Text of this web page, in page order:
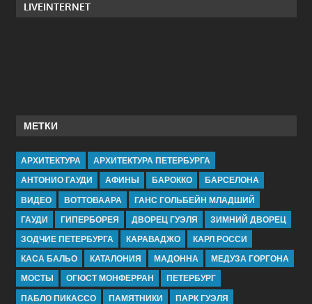
LIVEINTERNET
МЕТКИ
АРХИТЕКТУРА
АРХИТЕКТУРА ПЕТЕРБУРГА
АНТОНИО ГАУДИ
АФИНЫ БАРОККО
БАРСЕЛОНА
ВИДЕО
ВОТТОВААРА
ГАНС ГОЛЬБЕЙН МЛАДШИЙ
ГАУДИ
ГИПЕРБОРЕЯ ДВОРЕЦ ГУЭЛЯ
ЗИМНИЙ ДВОРЕЦ
ЗОДЧИЕ ПЕТЕРБУРГА
КАРАВАДЖО
КАРЛ РОССИ
КАСА БАЛЬО
КАТАЛОНИЯ МАДОННА
МЕДУЗА ГОРГОНА
МОСТЫ
ОГЮСТ МОНФЕРРАН
ПЕТЕРБУРГ
ПАБЛО ПИКАССО
ПАМЯТНИКИ ПАРК ГУЭЛЯ